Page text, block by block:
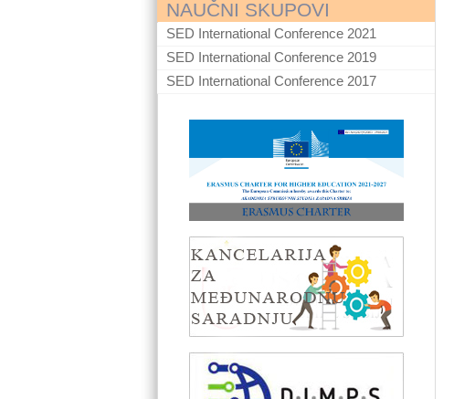
NAUČNI SKUPOVI
SED International Conference 2021
SED International Conference 2019
SED International Conference 2017